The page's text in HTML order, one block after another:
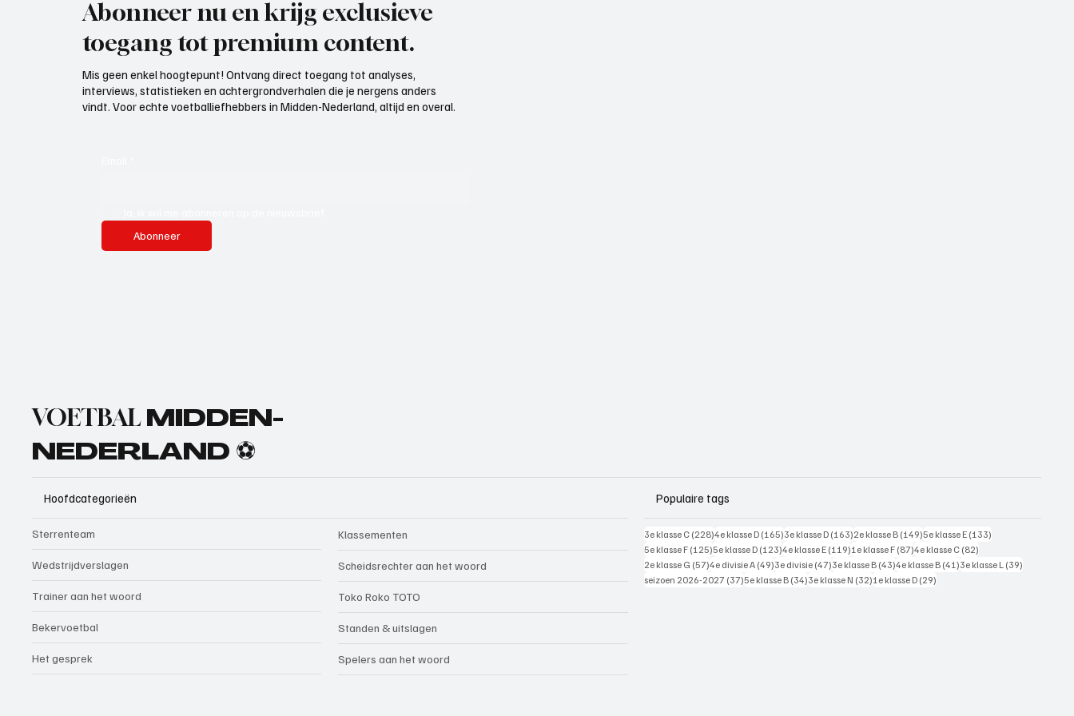
Abonneer nu en krijg exclusieve
toegang tot premium content.
Mis geen enkel hoogtepunt! Ontvang direct toegang tot analyses,
interviews, statistieken en achtergrondverhalen die je nergens anders
vindt. Voor echte voetballiefhebbers in Midden-Nederland, altijd en overal.
Abonneer
VOETBAL MIDDEN-
NEDERLAND ⚽
Hoofdcategorieën
Sterrenteam
Wedstrijdverslagen
Trainer aan het woord
Bekervoetbal
Het gesprek
Klassementen
Scheidsrechter aan het woord
Toko Roko TOTO
Standen & uitslagen
Spelers aan het woord
Populaire tags
3e klasse C (228)228 posts
4e klasse D (165)165 posts
3e klasse D (163)163 posts
2e klasse B (149)149 posts
5e klasse E (133)
5e klasse F (125)125 posts
5e klasse D (123)123 posts
4e klasse E (119)119 posts
1e klasse F (87)87 posts
4e klasse C (82)
2e klasse G (57)57 posts
4e divisie A (49)49 posts
3e divisie (47)47 posts
3e klasse B (43)43 posts
4e klasse B (41)41 posts
3e klasse L (39)
seizoen 2026-2027 (37)37 posts
5e klasse B (34)34 posts
3e klasse N (32)32 posts
1e klasse D (29)